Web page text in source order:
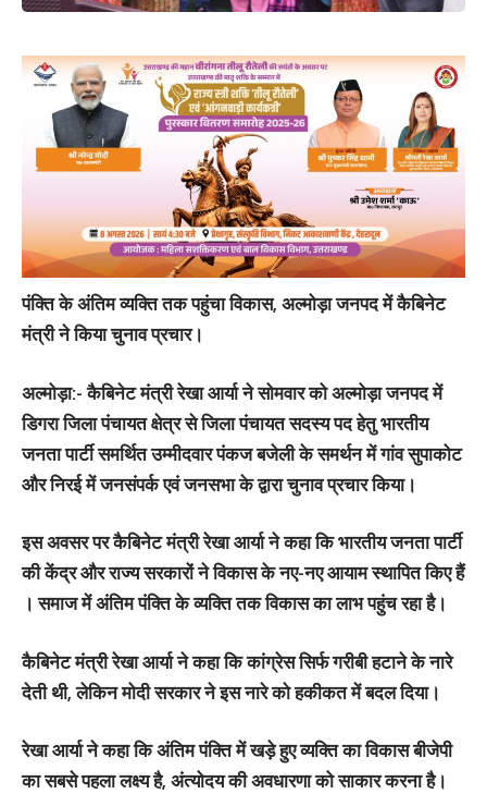
पंक्ति के अंतिम व्यक्ति तक पहुंचा विकास, अल्मोड़ा जनपद में कैबिनेट
मंत्री ने किया चुनाव प्रचार।
अल्मोड़ा:- कैबिनेट मंत्री रेखा आर्या ने सोमवार को अल्मोड़ा जनपद में
डिगरा जिला पंचायत क्षेत्र से जिला पंचायत सदस्य पद हेतु भारतीय
जनता पार्टी समर्थित उम्मीदवार पंकज बजेली के समर्थन में गांव सुपाकोट
और निरई में जनसंपर्क एवं जनसभा के द्वारा चुनाव प्रचार किया।
इस अवसर पर कैबिनेट मंत्री रेखा आर्या ने कहा कि भारतीय जनता पार्टी
की केंद्र और राज्य सरकारों ने विकास के नए-नए आयाम स्थापित किए हैं
। समाज में अंतिम पंक्ति के व्यक्ति तक विकास का लाभ पहुंच रहा है।
कैबिनेट मंत्री रेखा आर्या ने कहा कि कांग्रेस सिर्फ गरीबी हटाने के नारे
देती थी, लेकिन मोदी सरकार ने इस नारे को हकीकत में बदल दिया।
रेखा आर्या ने कहा कि अंतिम पंक्ति में खड़े हुए व्यक्ति का विकास बीजेपी
का सबसे पहला लक्ष्य है, अंत्योदय की अवधारणा को साकार करना है।